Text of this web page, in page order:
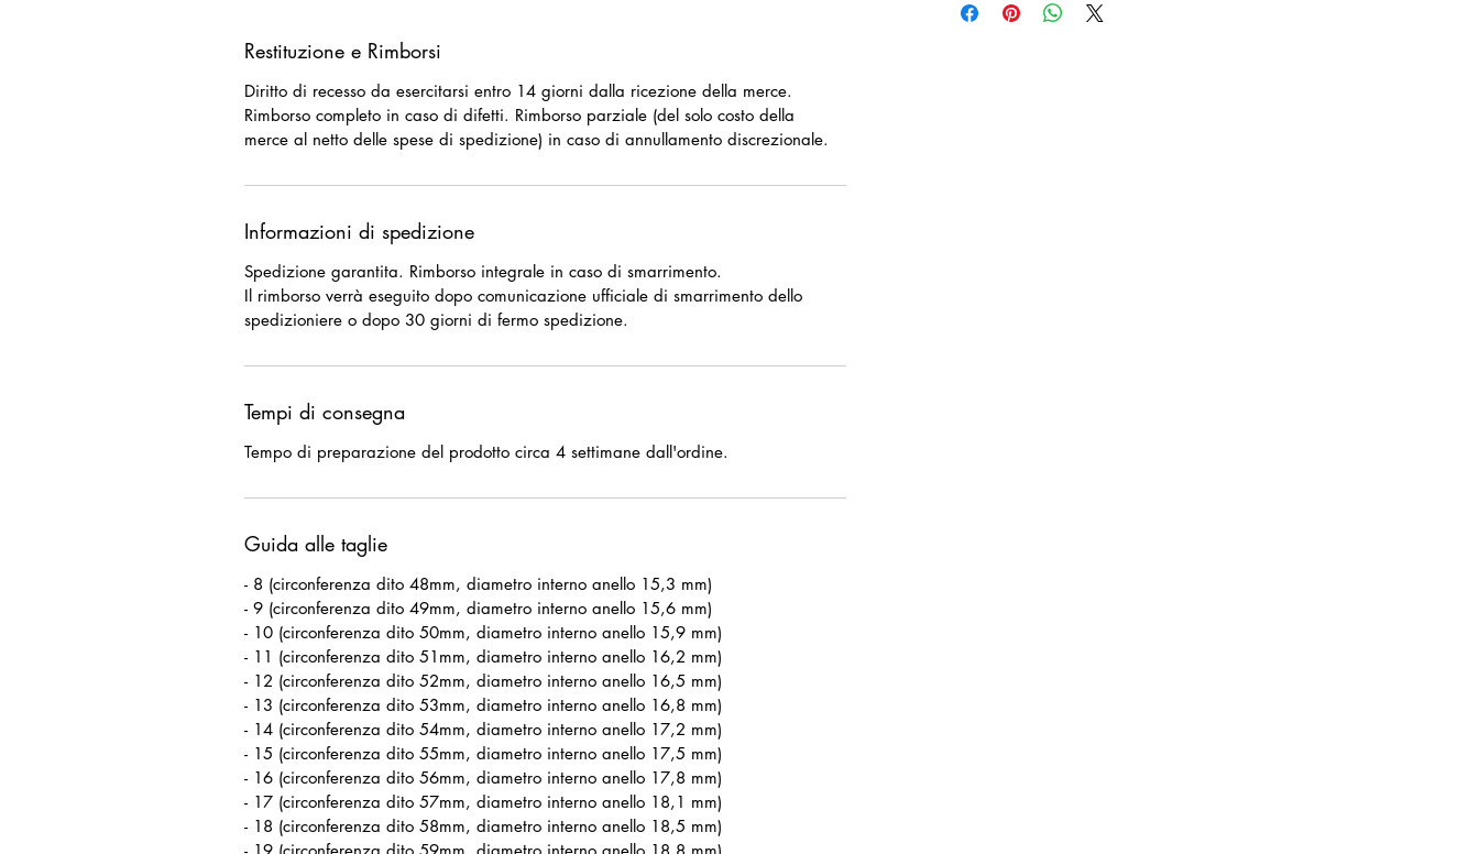
Restituzione e Rimborsi
Diritto di recesso da esercitarsi entro 14 giorni dalla ricezione della merce.
Rimborso completo in caso di difetti. Rimborso parziale (del solo costo della
merce al netto delle spese di spedizione) in caso di annullamento discrezionale.
Informazioni di spedizione
Spedizione garantita. Rimborso integrale in caso di smarrimento.
Il rimborso verrà eseguito dopo comunicazione ufficiale di smarrimento dello
spedizioniere o dopo 30 giorni di fermo spedizione.
Tempi di consegna
Tempo di preparazione del prodotto circa 4 settimane dall'ordine.
Guida alle taglie
- 8 (circonferenza dito 48mm, diametro interno anello 15,3 mm)
- 9 (circonferenza dito 49mm, diametro interno anello 15,6 mm)
- 10 (circonferenza dito 50mm, diametro interno anello 15,9 mm)
- 11 (circonferenza dito 51mm, diametro interno anello 16,2 mm)
- 12 (circonferenza dito 52mm, diametro interno anello 16,5 mm)
- 13 (circonferenza dito 53mm, diametro interno anello 16,8 mm)
- 14 (circonferenza dito 54mm, diametro interno anello 17,2 mm)
- 15 (circonferenza dito 55mm, diametro interno anello 17,5 mm)
- 16 (circonferenza dito 56mm, diametro interno anello 17,8 mm)
- 17 (circonferenza dito 57mm, diametro interno anello 18,1 mm)
- 18 (circonferenza dito 58mm, diametro interno anello 18,5 mm)